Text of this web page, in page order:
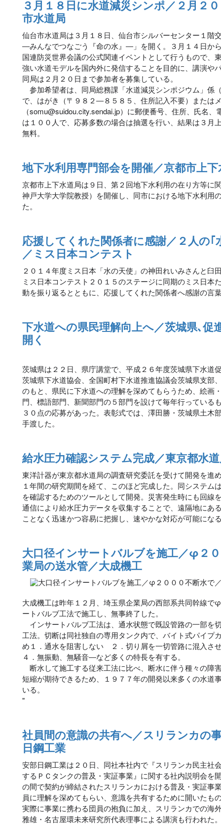
３月１８日に水道減災シンポ／２月２
市水道局
仙台市水道局は３月１８日、仙台市シルバーセンター１階
―みんなでつなごう『命の水』―」を開く。３月１４日か
国連防災世界会議の公式関連イベントとして行うもので、
強い水道モデルを国内外に発信することを目的に、講演や
同局は２月２０日まで参加者を募集している。
参加希望者は、同局総務課「水道減災シンポジウム」
で、はがき（〒９８２―８５８５、住所記入不要）または
（somu@suidou.city.sendai.jp）に郵便番号、住所、氏名
は１００人で、応募多数の場合は抽選を行い、結果は３月
無料。
地下水利用専門部会を開催／京都市上
京都市上下水道局は９日、第２回地下水利用の在り方等に
神戸大学大学院教授）を開催し、同市における地下水利用
た。
応援してくれた関係者に感謝／２人の
／ミス日本コンテスト
２０１４年度ミス日本「水の天使」の神田れいみさんと臼
ミス日本コンテスト２０１５のステージに同期のミス日本
動を振り返るとともに、応援してくれた関係者へ感謝の言
下水道への県民理解向上へ／茨城県､促
開く
茨城県は２２日、県庁講堂で、平成２６年度茨城県下水道
茨城県下水道協会、全国町村下水道推進協議会茨城県支部
のもと、県民に下水道への理解を深めてもらうため、絵画
門、標語部門、新聞部門の５部門を設けて毎年行っている
３０点の応募があった。表彰式では、澤田勝・茨城県土木
手渡した。
給水圧力確認システム完成／東京都水
東洋計器が東京都水道局の調査研究委託を受けて開発を進
１年間の研究期間を経て、このほど完成した。同システム
を確認するためのツールとして開発。災害発生時にも回線
通信により給水圧力データを収集することで、遠隔地にあ
ことなく迅速かつ容易に把握し、速やかな対応が可能にな
大口径インサートバルブを施工／φ２
業局の送水管／大成機工
大成機工は昨年１２月、埼玉県企業局の西部系共同幹線で
ートバルブ工法で施工し、無事終了した。
インサートバルブ工法は、通水状態で既設管路の一部を
工法。切断は同社独自の専用タンク内で、バイト式パイプ
め１．通水を阻害しない ２．切り屑を一切管路に混入
４．無振動、無騒音―など多くの特長を有する。
断水して施工する従来工法に比べ、断水に伴う種々の障
短縮が期待できるため、１９７７年の開発以来多くの水道
いる。
"
社員間の意識の共有へ／スリランカの
日鋼工業
安部日鋼工業は２０日、同社本社内で『スリランカ民主社
するＰＣタンクの普及・実証事業』に関する社内説明会を
の間で契約が締結されたスリランカにおける普及・実証事
員に理解を深めてもらい、意識を共有するために開いたも
実際に事業に携わる団員の抱負に加え、スリランカでの海
雅雄・名古屋環未来研究所代表理事による講演も行われた